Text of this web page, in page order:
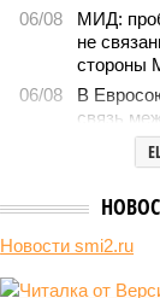
06/08
МИД:
не
стороны
06/08
В
связь
ведущие
06/08
Euractiv:
Новости smi2.ru